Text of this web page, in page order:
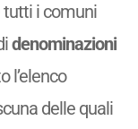
i comuni
denominazioni
l’elenco
delle quali